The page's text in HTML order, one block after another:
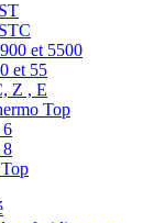
et 5500
et 55
Z , E
Top
6
8